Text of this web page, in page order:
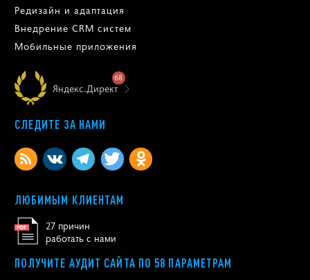
Редизайн и адаптация
Внедрение CRM систем
Мобильные приложения
Яндекс.Директ
68
СЛЕДИТЕ ЗА НАМИ
ЛЮБИМЫМ КЛИЕНТАМ
27 причин
работать с нами
ПОЛУЧИТЕ АУДИТ САЙТА ПО 58 ПАРАМЕТРАМ